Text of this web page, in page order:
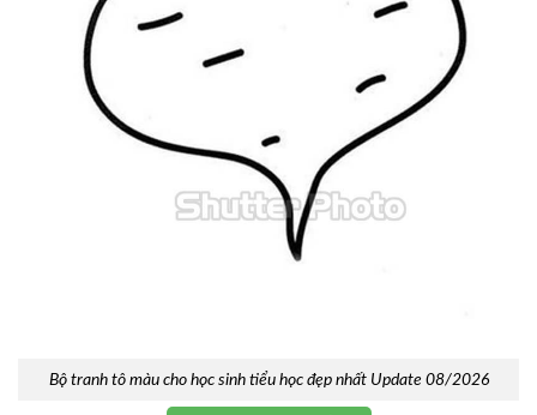
Bộ tranh tô màu cho học sinh tiểu học đẹp nhất Update 08/2026